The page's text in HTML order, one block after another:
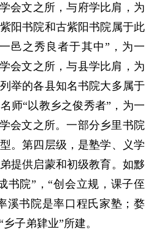
会文之所，与府学比肩，为
阳书院和古紫阳书院属于此
邑之秀良者于其中”，为一
会文之所，与县学比肩，为
举的各县知名书院大多属于
师“以教乡之俊秀者”，为一
会文之所。一部分乡里书院
。第四层级，是塾学、义学
提供启蒙和初级教育。如黟
书院”，“创会立规，课子侄
溪书院是率口程氏家塾；婺
子弟肄业”所建。